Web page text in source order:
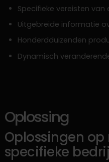
Specifieke vereisten van
Uitgebreide informatie
Honderdduizenden
Dynamisch
Oplossing
Oplossingen
specifieke